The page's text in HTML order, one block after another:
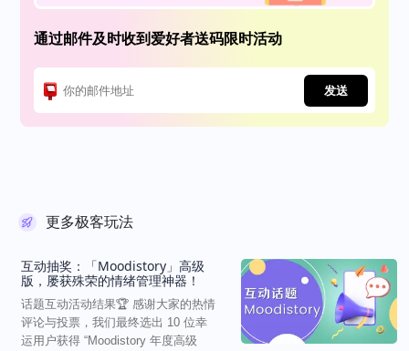
通过邮件及时收到爱好者送码限时活动
发送
更多极客玩法
互动抽奖：「Moodistory」高级
版，屡获殊荣的情绪管理神器！
话题互动活动结果🏆 感谢大家的热情
评论与投票，我们最终选出 10 位幸
运用户获得 “Moodistory 年度高级